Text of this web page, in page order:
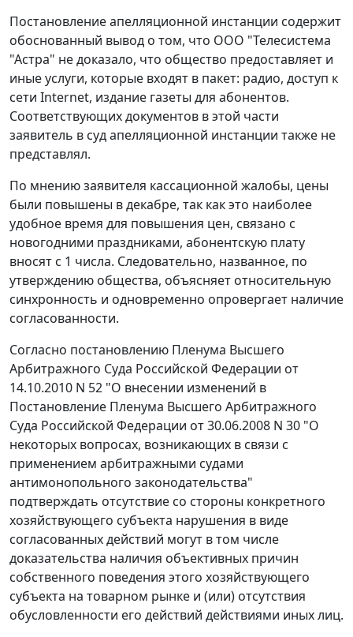
Постановление апелляционной инстанции содержит
обоснованный вывод о том, что ООО "Телесистема
"Астра" не доказало, что общество предоставляет и
иные услуги, которые входят в пакет: радио, доступ к
сети Internet, издание газеты для абонентов.
Соответствующих документов в этой части
заявитель в суд апелляционной инстанции также не
представлял.
По мнению заявителя кассационной жалобы, цены
были повышены в декабре, так как это наиболее
удобное время для повышения цен, связано с
новогодними праздниками, абонентскую плату
вносят с 1 числа. Следовательно, названное, по
утверждению общества, объясняет относительную
синхронность и одновременно опровергает наличие
согласованности.
Согласно постановлению Пленума Высшего
Арбитражного Суда Российской Федерации от
14.10.2010 N 52 "О внесении изменений в
Постановление Пленума Высшего Арбитражного
Суда Российской Федерации от 30.06.2008 N 30 "О
некоторых вопросах, возникающих в связи с
применением арбитражными судами
антимонопольного законодательства"
подтверждать отсутствие со стороны конкретного
хозяйствующего субъекта нарушения в виде
согласованных действий могут в том числе
доказательства наличия объективных причин
собственного поведения этого хозяйствующего
субъекта на товарном рынке и (или) отсутствия
обусловленности его действий действиями иных лиц.